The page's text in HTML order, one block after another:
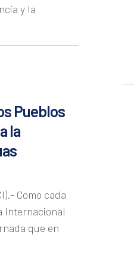
y la
Pueblos
la
Como cada
Internacional
que en